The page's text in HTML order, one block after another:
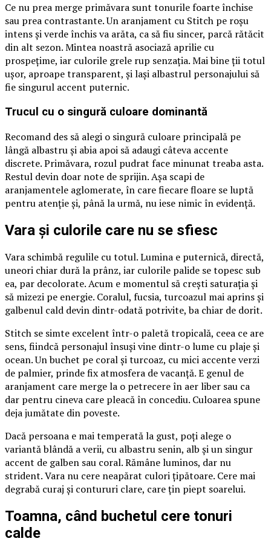
Ce nu prea merge primăvara sunt tonurile foarte închise
sau prea contrastante. Un aranjament cu Stitch pe roșu
intens și verde închis va arăta, ca să fiu sincer, parcă rătăcit
din alt sezon. Mintea noastră asociază aprilie cu
prospețime, iar culorile grele rup senzația. Mai bine ții totul
ușor, aproape transparent, și lași albastrul personajului să
fie singurul accent puternic.
Trucul cu o singură culoare dominantă
Recomand des să alegi o singură culoare principală pe
lângă albastru și abia apoi să adaugi câteva accente
discrete. Primăvara, rozul pudrat face minunat treaba asta.
Restul devin doar note de sprijin. Așa scapi de
aranjamentele aglomerate, în care fiecare floare se luptă
pentru atenție și, până la urmă, nu iese nimic în evidență.
Vara și culorile care nu se sfiesc
Vara schimbă regulile cu totul. Lumina e puternică, directă,
uneori chiar dură la prânz, iar culorile palide se topesc sub
ea, par decolorate. Acum e momentul să crești saturația și
să mizezi pe energie. Coralul, fucsia, turcoazul mai aprins și
galbenul cald devin dintr-odată potrivite, ba chiar de dorit.
Stitch se simte excelent într-o paletă tropicală, ceea ce are
sens, fiindcă personajul însuși vine dintr-o lume cu plaje și
ocean. Un buchet pe coral și turcoaz, cu mici accente verzi
de palmier, prinde fix atmosfera de vacanță. E genul de
aranjament care merge la o petrecere în aer liber sau ca
dar pentru cineva care pleacă în concediu. Culoarea spune
deja jumătate din poveste.
Dacă persoana e mai temperată la gust, poți alege o
variantă blândă a verii, cu albastru senin, alb și un singur
accent de galben sau coral. Rămâne luminos, dar nu
strident. Vara nu cere neapărat culori țipătoare. Cere mai
degrabă curaj și contururi clare, care țin piept soarelui.
Toamna, când buchetul cere tonuri
calde